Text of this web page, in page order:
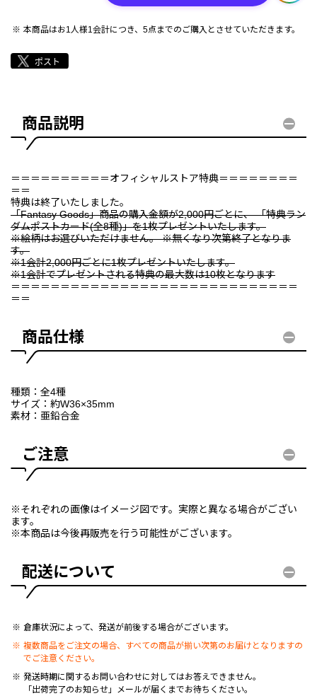
本商品はお1人様1会計につき、5点までのご購入とさせていただきます。
商品説明
＝＝＝＝＝＝＝＝＝＝オフィシャルストア特典＝＝＝＝＝＝＝＝
＝＝
特典は終了いたしました。
「Fantasy Goods」商品の購入金額が2,000円ごとに、 「特典ラン
ダムポストカード(全8種)」を1枚プレゼントいたします。
※絵柄はお選びいただけません。 ※無くなり次第終了となりま
す。
※1会計2,000円ごとに1枚プレゼントいたします。
※1会計でプレゼントされる特典の最大数は10枚となります
＝＝＝＝＝＝＝＝＝＝＝＝＝＝＝＝＝＝＝＝＝＝＝＝＝＝＝＝＝
＝＝
商品仕様
種類：全4種
サイズ：約W36×35mm
素材：亜鉛合金
ご注意
※それぞれの画像はイメージ図です。実際と異なる場合がござい
ます。
※本商品は今後再販売を行う可能性がございます。
配送について
倉庫状況によって、発送が前後する場合がございます。
複数商品をご注文の場合、すべての商品が揃い次第のお届けとなりますの
でご注意ください。
発送時期に関するお問い合わせに対してはお答えできません。
「出荷完了のお知らせ」メールが届くまでお待ちください。